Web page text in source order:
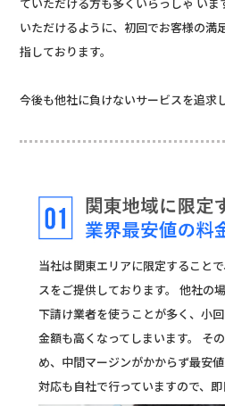
ていただける方も多くいらっしゃ い
いただけるように、初回でお客様の満
指しております。
今後も他社に負けないサービスを追求
当社は関東エリアに限定すること
スをご提供しております。 他社の
下請け業者を使うことが多く、小
金額も高くなってしまいます。 そ
め、中間マージンがかからず最安
対応も自社で行っていますので、即